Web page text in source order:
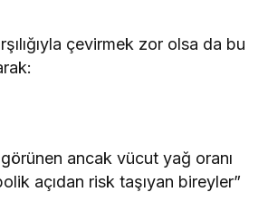
çevirmek zor olsa da bu
görünen ancak vücut yağ oranı
açıdan risk taşıyan bireyler”